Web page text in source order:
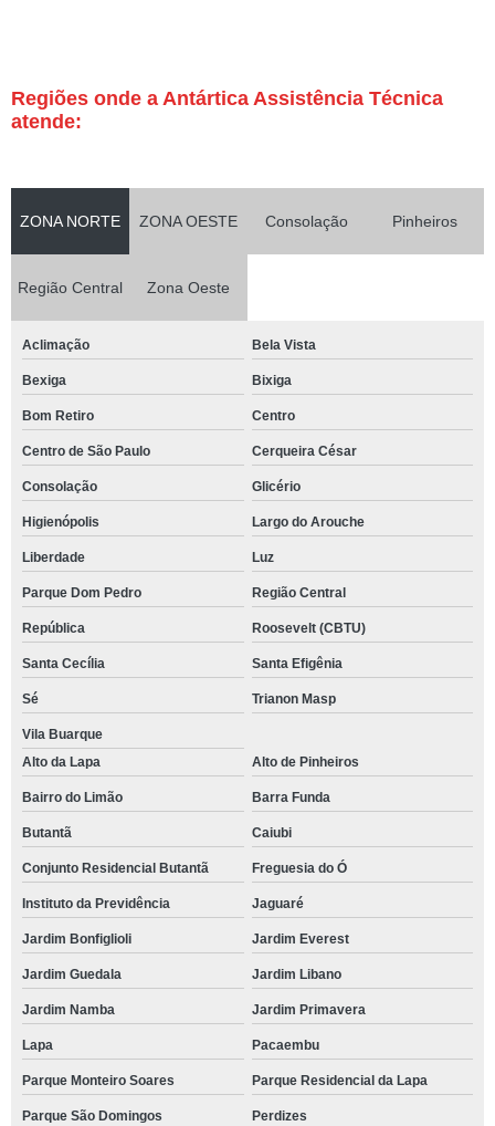
Regiões onde a Antártica Assistência Técnica
atende:
ZONA NORTE ZONA OESTE Consolação Pinheiros
Região Central Zona Oeste
Aclimação Bela Vista
Bexiga Bixiga
Bom Retiro Centro
Centro de São Paulo Cerqueira César
Consolação Glicério
Higienópolis Largo do Arouche
Liberdade Luz
Parque Dom Pedro Região Central
República Roosevelt (CBTU)
Santa Cecília Santa Efigênia
Sé Trianon Masp
Vila Buarque
Alto da Lapa
Alto de Pinheiros
Bairro do Limão Barra Funda
Butantã Caiubi
Conjunto Residencial Butantã Freguesia do Ó
Instituto da Previdência Jaguaré
Jardim Bonfiglioli Jardim Everest
Jardim Guedala Jardim Libano
Jardim Namba Jardim Primavera
Lapa Pacaembu
Parque Monteiro Soares Parque Residencial da Lapa
Parque São Domingos Perdizes